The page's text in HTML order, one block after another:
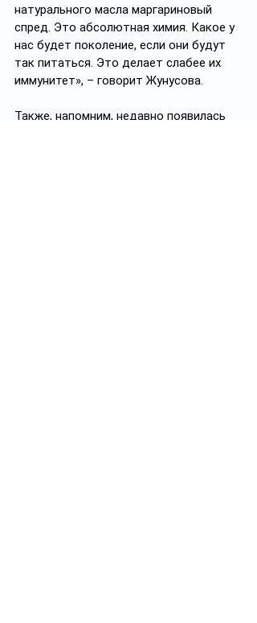
натурального масла маргариновый
спред. Это абсолютная химия. Какое у
нас будет поколение, если они будут
так питаться. Это делает слабее их
иммунитет», – говорит Жунусова.
Также, напомним, недавно появилась